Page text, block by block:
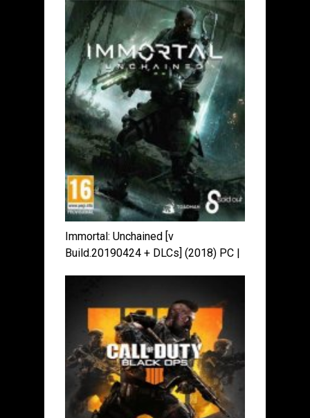
Immortal: Unchained [v
Build.20190424 + DLCs] (2018) PC |